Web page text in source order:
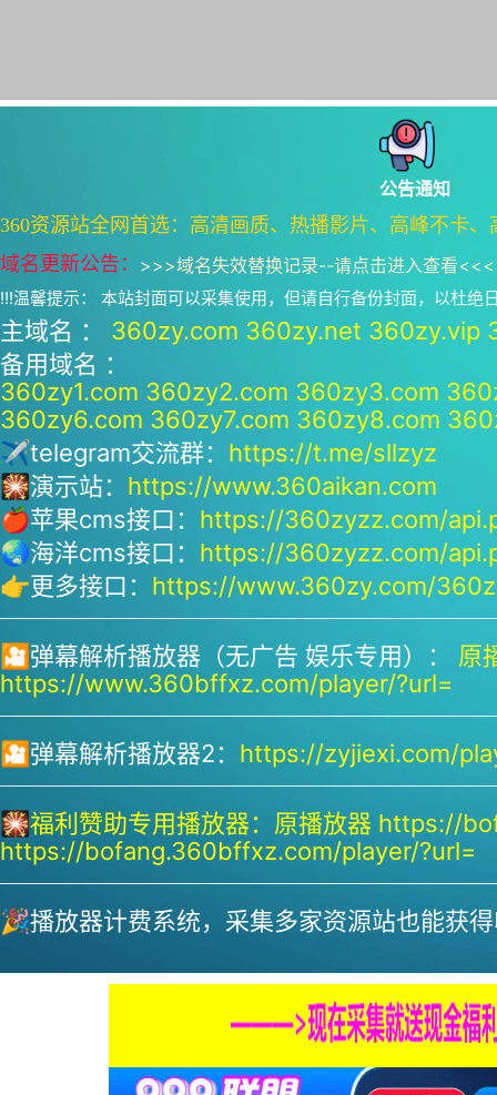
公告通知
360资源站全网首选：高清画质、热播影片、高峰不卡
域名更新公告： >>>域名失效替换记录--请点击进入查看<<<
!!!温馨提示： 本站封面可以采集使用，但请自行备份封面，以杜绝
主域名 ： 360zy.com 360zy.net 360zy.vip
备用域名 ：
360zy1.com 360zy2.com 360zy3.com
360zy6.com 360zy7.com 360zy8.com
✈telegram交流群： https://t.me/sllzyz
🎇演示站： https://www.360aikan.com
🍎苹果cms接口： https://360zyzz.com/
🌏海洋cms接口： https://360zyzz.com/
👉更多接口： https://www.360zy.com/
🎦弹幕解析播放器（无广告 娱乐专用）： 原
https://www.360bffxz.com/player/?url=
🎦弹幕解析播放器2： https://zyjiexi.com/
🎇福利赞助专用播放器： 原播放器 https://
https://bofang.360bffxz.com/player/?url=
🎉播放器计费系统，采集多家资源站也能获